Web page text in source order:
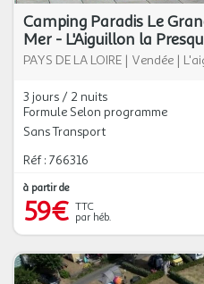
Camping Paradis Le
Mer - L'Aiguillon la
PAYS DE LA LOIRE | Vendée |
3 jours / 2 nuits
Formule Selon programme
Sans Transport
Réf : 766316
à partir de
59€ TTC
par héb.